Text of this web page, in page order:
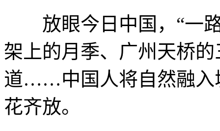
放眼今日中国，“一路
架上的月季、广州天桥
道……中国人将自然融入
花齐放。